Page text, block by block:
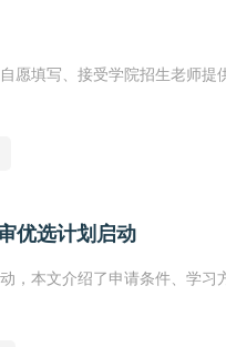
填写、接受学院招生老师提
优选计划启动
，本文介绍了申请条件、学习